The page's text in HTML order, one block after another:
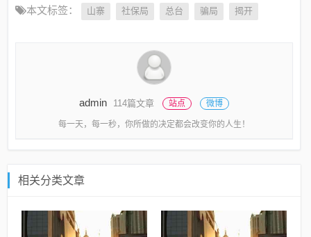
本文标签： 山寨 社保局 总台 骗局 揭开
admin 114篇文章 站点 微博
每一天，每一秒，你所做的决定都会改变你的人生！
相关分类文章